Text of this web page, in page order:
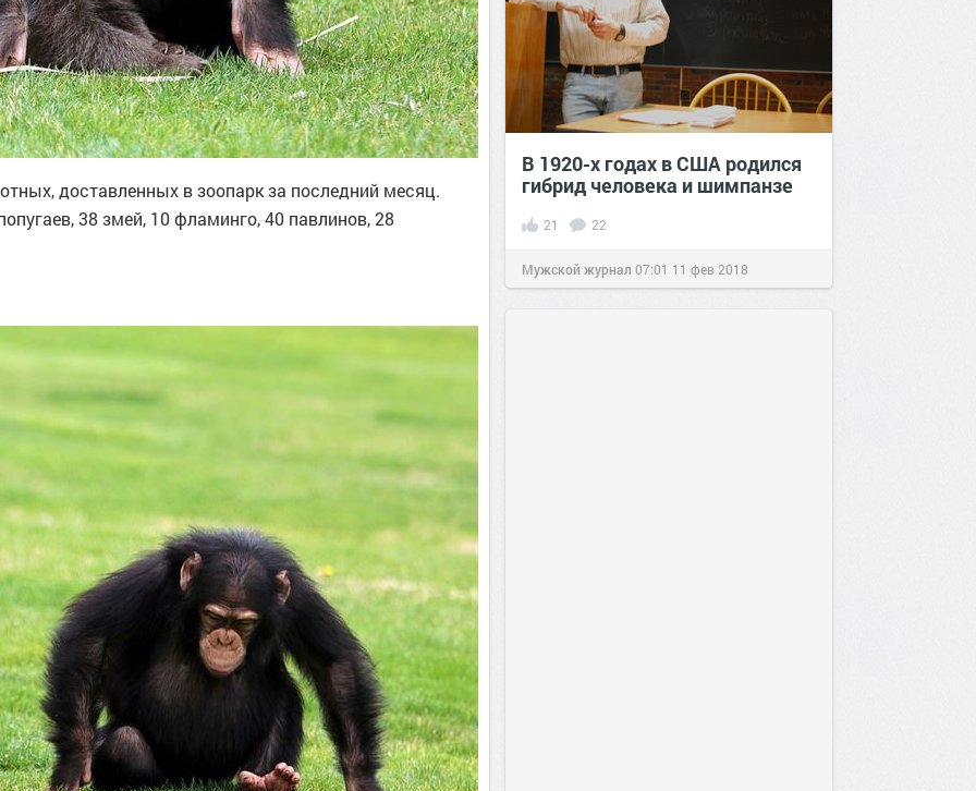
доставленных в зоопарк за последний месяц.
38 змей, 10 фламинго, 40 павлинов, 28
В 1920-х годах в США родился
гибрид человека и шимпанзе
21 22
Мужской журнал 07:01 11 фев 2018